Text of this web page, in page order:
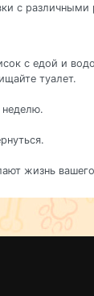
с
с едой и
туалет.
неделю.
жизнь